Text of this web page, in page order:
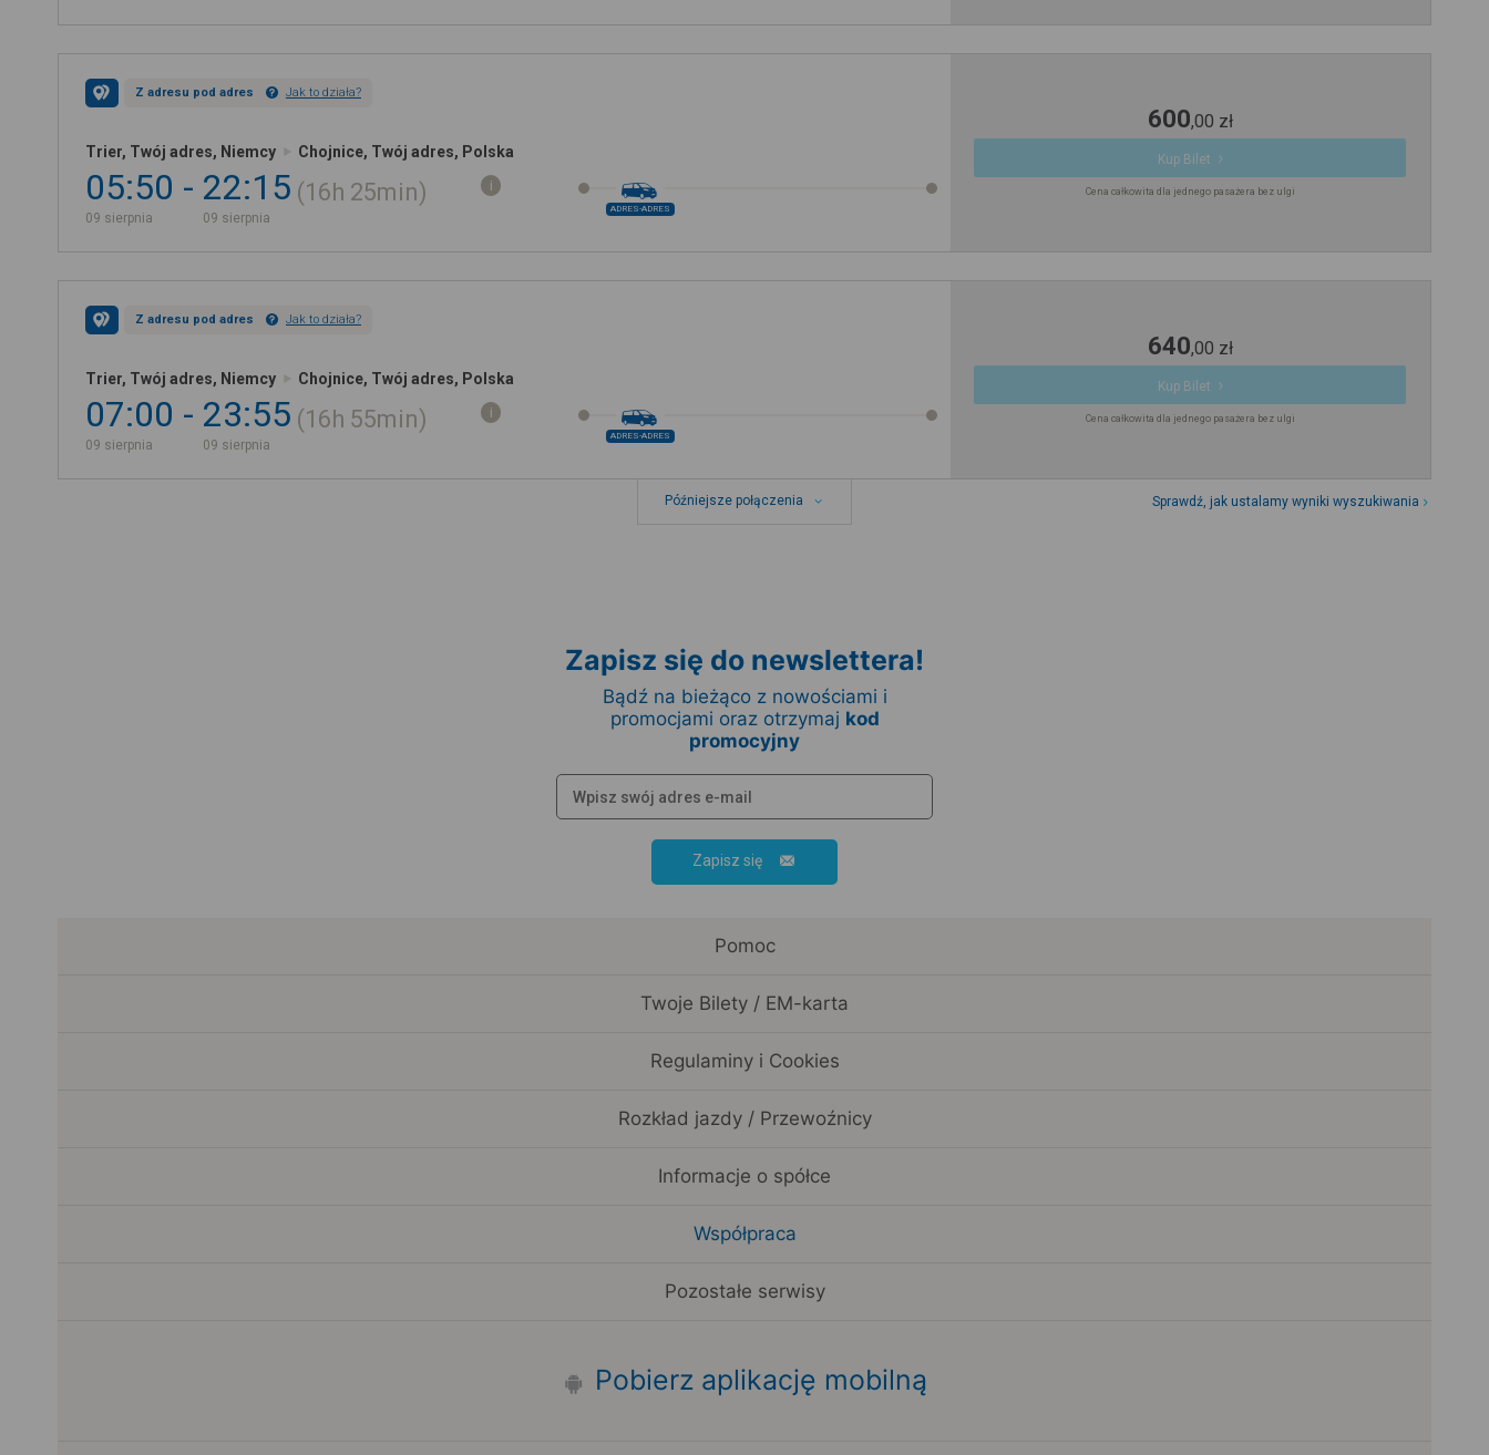
Z adresu pod adres Jak to działa?
Trier, Twój adres, Niemcy Chojnice, Twój adres, Polska
05:50
09 sierpnia
22:15
09 sierpnia
16h 25min
ADRES-ADRES
600,00 zł
Kup Bilet
Cena całkowita dla jednego pasażera bez ulgi
Z adresu pod adres Jak to działa?
Trier, Twój adres, Niemcy Chojnice, Twój adres, Polska
07:00
09 sierpnia
23:55
09 sierpnia
16h 55min
ADRES-ADRES
640,00 zł
Kup Bilet
Cena całkowita dla jednego pasażera bez ulgi
Późniejsze połączenia Sprawdź, jak ustalamy wyniki wyszukiwania
Zapisz się do newslettera!
Bądź na bieżąco z nowościami i
promocjami oraz otrzymaj kod
promocyjny
Zapisz się
Pomoc
Twoje Bilety / EM-karta
Regulaminy i Cookies
Rozkład jazdy / Przewoźnicy
Informacje o spółce
Współpraca
Pozostałe serwisy
Pobierz aplikację mobilną